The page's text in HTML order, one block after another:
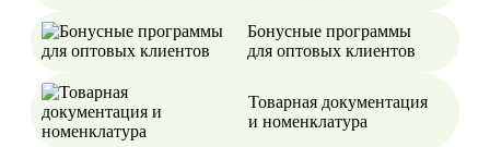
Бонусные программы
для оптовых клиентов
Товарная документация
и номенклатура